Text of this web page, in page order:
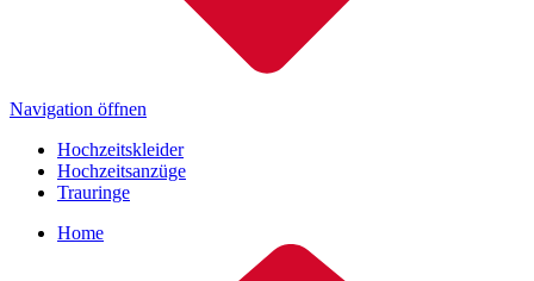
Navigation öffnen
Hochzeitskleider
Hochzeitsanzüge
Trauringe
Home